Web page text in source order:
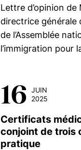
Lettre d’opinion de
directrice générale
de l’Assemblée
l’immigration pour
16 JUIN
2025
Certificats
conjoint de trois
pratique